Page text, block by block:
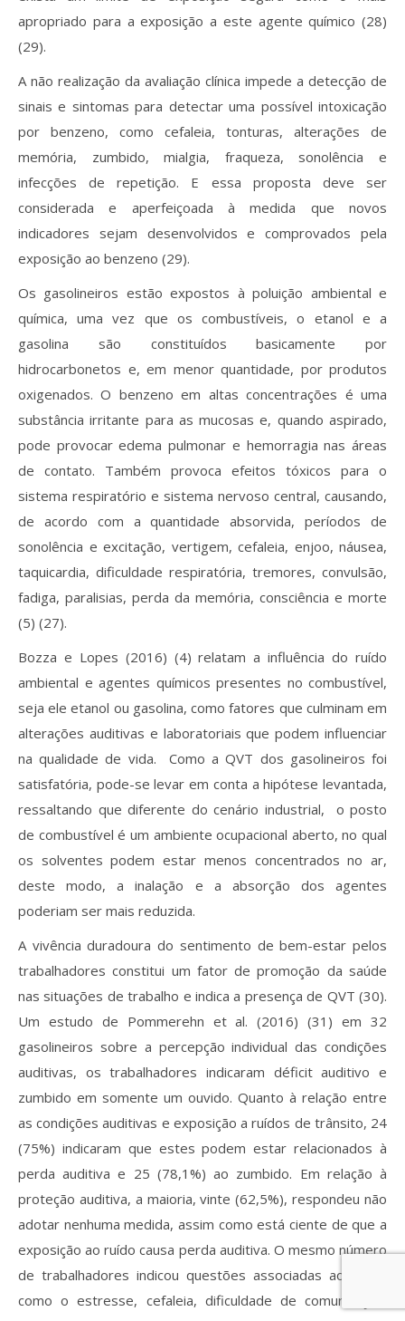
apropriado para a exposição a este agente químico (28)
(29).
A não realização da avaliação clínica impede a detecção de
sinais e sintomas para detectar uma possível intoxicação
por benzeno, como cefaleia, tonturas, alterações de
memória, zumbido, mialgia, fraqueza, sonolência e
infecções de repetição. E essa proposta deve ser
considerada e aperfeiçoada à medida que novos
indicadores sejam desenvolvidos e comprovados pela
exposição ao benzeno (29).
Os gasolineiros estão expostos à poluição ambiental e
química, uma vez que os combustíveis, o etanol e a
gasolina são constituídos basicamente por
hidrocarbonetos e, em menor quantidade, por produtos
oxigenados. O benzeno em altas concentrações é uma
substância irritante para as mucosas e, quando aspirado,
pode provocar edema pulmonar e hemorragia nas áreas
de contato. Também provoca efeitos tóxicos para o
sistema respiratório e sistema nervoso central, causando,
de acordo com a quantidade absorvida, períodos de
sonolência e excitação, vertigem, cefaleia, enjoo, náusea,
taquicardia, dificuldade respiratória, tremores, convulsão,
fadiga, paralisias, perda da memória, consciência e morte
(5) (27).
Bozza e Lopes (2016) (4) relatam a influência do ruído
ambiental e agentes químicos presentes no combustível,
seja ele etanol ou gasolina, como fatores que culminam em
alterações auditivas e laboratoriais que podem influenciar
na qualidade de vida. Como a QVT dos gasolineiros foi
satisfatória, pode-se levar em conta a hipótese levantada,
ressaltando que diferente do cenário industrial, o posto
de combustível é um ambiente ocupacional aberto, no qual
os solventes podem estar menos concentrados no ar,
deste modo, a inalação e a absorção dos agentes
poderiam ser mais reduzida.
A vivência duradoura do sentimento de bem-estar pelos
trabalhadores constitui um fator de promoção da saúde
nas situações de trabalho e indica a presença de QVT (30).
Um estudo de Pommerehn et al. (2016) (31) em 32
gasolineiros sobre a percepção individual das condições
auditivas, os trabalhadores indicaram déficit auditivo e
zumbido em somente um ouvido. Quanto à relação entre
as condições auditivas e exposição a ruídos de trânsito, 24
(75%) indicaram que estes podem estar relacionados à
perda auditiva e 25 (78,1%) ao zumbido. Em relação à
proteção auditiva, a maioria, vinte (62,5%), respondeu não
adotar nenhuma medida, assim como está ciente de que a
exposição ao ruído causa perda auditiva. O mesmo número
de trabalhadores indicou questões associadas ao ruído,
como o estresse, cefaleia, dificuldade de comunicação,